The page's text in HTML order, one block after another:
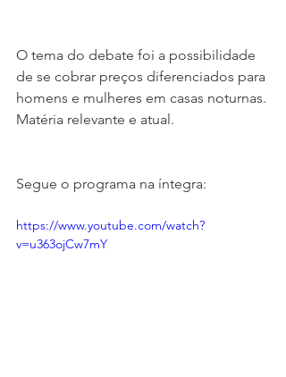
O tema do debate foi a possibilidade
de se cobrar preços diferenciados para
homens e mulheres em casas noturnas.
Matéria relevante e atual.
Segue o programa na íntegra:
https://www.youtube.com/watch?
v=u363ojCw7mY